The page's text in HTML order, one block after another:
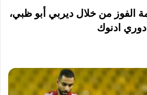
الفوز من خلال ديربي أبو ظبي،
ادنوك